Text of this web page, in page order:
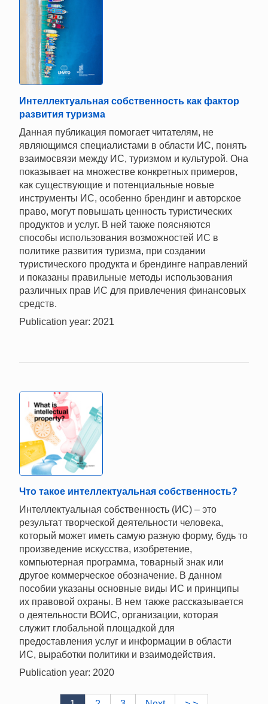
Интеллектуальная собственность как фактор
развития туризма
Данная публикация помогает читателям, не
являющимся специалистами в области ИС, понять
взаимосвязи между ИС, туризмом и культурой. Она
показывает на множестве конкретных примеров,
как существующие и потенциальные новые
инструменты ИС, особенно брендинг и авторское
право, могут повышать ценность туристических
продуктов и услуг. В ней также поясняются
способы использования возможностей ИС в
политике развития туризма, при создании
туристического продукта и брендинге направлений
и показаны правильные методы использования
различных прав ИС для привлечения финансовых
средств.
Publication year: 2021
Что такое интеллектуальная собственность?
Интеллектуальная собственность (ИС) – это
результат творческой деятельности человека,
который может иметь самую разную форму, будь то
произведение искусства, изобретение,
компьютерная программа, товарный знак или
другое коммерческое обозначение. В данном
пособии указаны основные виды ИС и принципы
их правовой охраны. В нем также рассказывается
о деятельности ВОИС, организации, которая
служит глобальной площадкой для
предоставления услуг и информации в области
ИС, выработки политики и взаимодействия.
Publication year: 2020